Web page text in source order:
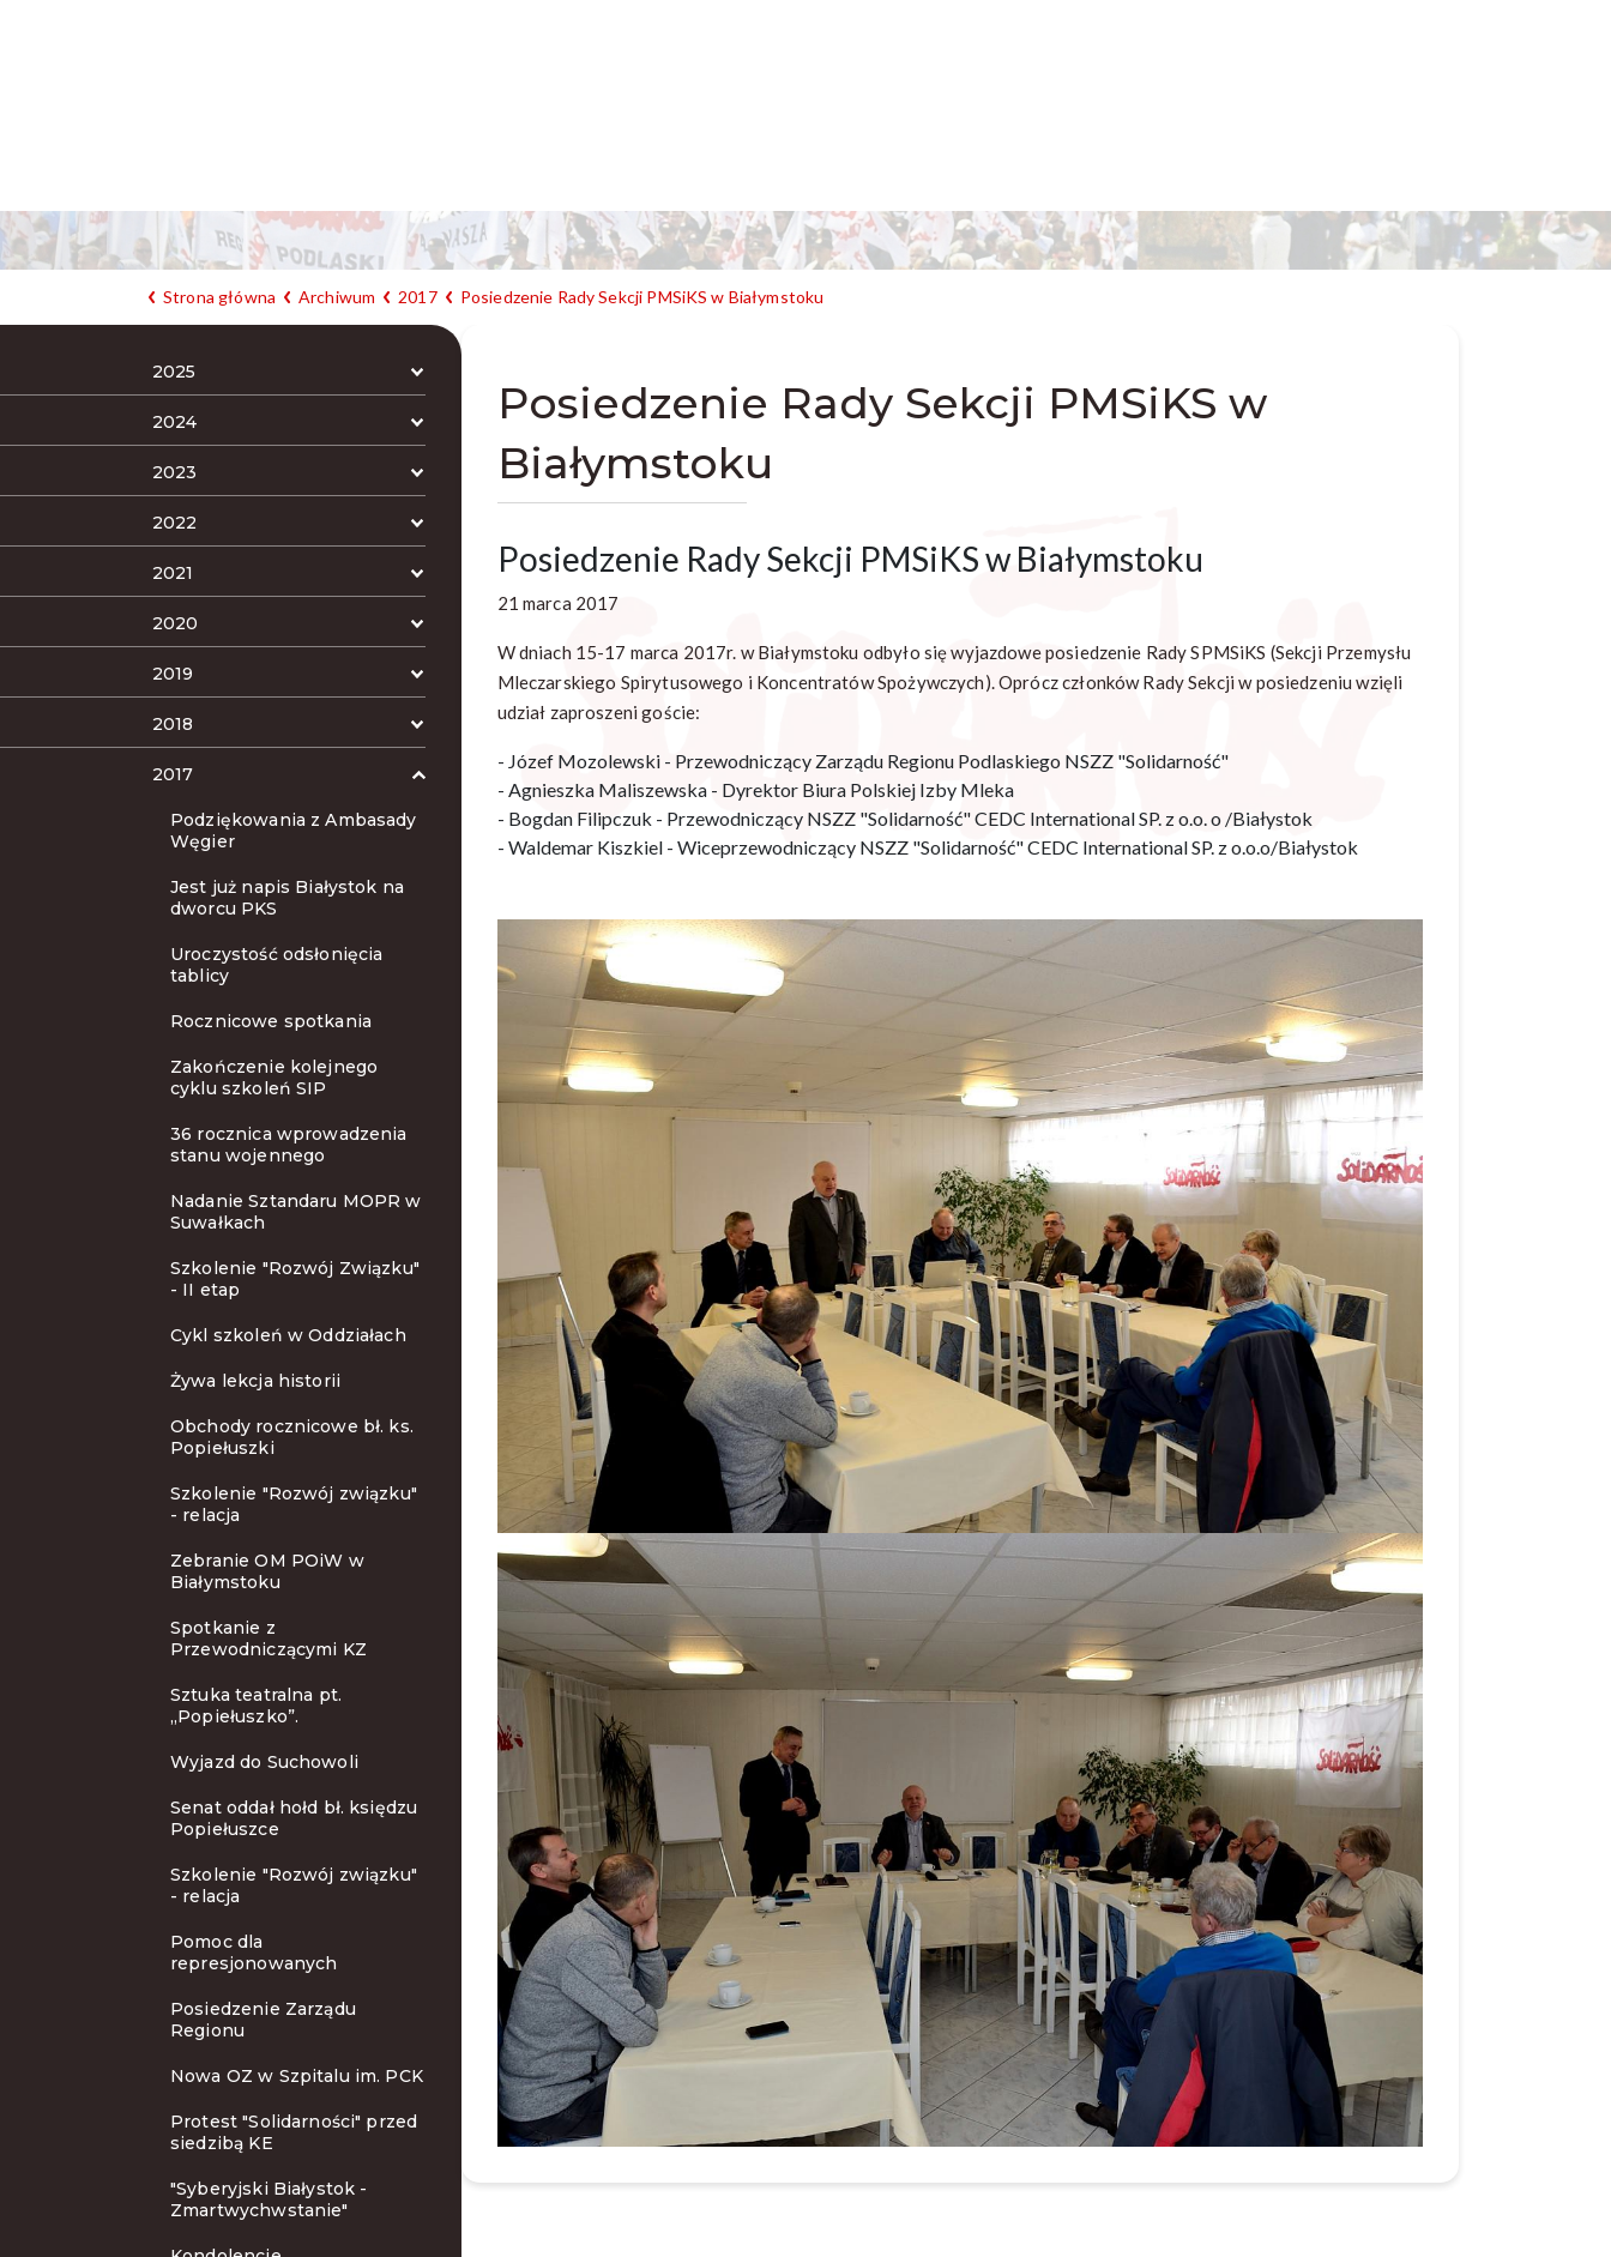
Strona główna Archiwum 2017 Posiedzenie Rady Sekcji PMSiKS w Białymstoku
2025
2024
2023
2022
2021
2020
2019
2018
2017
Podziękowania z Ambasady
Węgier
Jest już napis Białystok na
dworcu PKS
Uroczystość odsłonięcia
tablicy
Rocznicowe spotkania
Zakończenie kolejnego
cyklu szkoleń SIP
36 rocznica wprowadzenia
stanu wojennego
Nadanie Sztandaru MOPR w
Suwałkach
Szkolenie "Rozwój Związku"
- II etap
Cykl szkoleń w Oddziałach
Żywa lekcja historii
Obchody rocznicowe bł. ks.
Popiełuszki
Szkolenie "Rozwój związku"
- relacja
Zebranie OM POiW w
Białymstoku
Spotkanie z
Przewodniczącymi KZ
Sztuka teatralna pt.
„Popiełuszko”.
Wyjazd do Suchowoli
Senat oddał hołd bł. księdzu
Popiełuszce
Szkolenie "Rozwój związku"
- relacja
Pomoc dla
represjonowanych
Posiedzenie Zarządu
Regionu
Nowa OZ w Szpitalu im. PCK
Protest "Solidarności" przed
siedzibą KE
"Syberyjski Białystok -
Zmartwychwstanie"
Posiedzenie Rady Sekcji PMSiKS w
Białymstoku
Posiedzenie Rady Sekcji PMSiKS w Białymstoku
21 marca 2017
W dniach 15-17 marca 2017r. w Białymstoku odbyło się wyjazdowe posiedzenie Rady SPMSiKS (Sekcji Przemysłu
Mleczarskiego Spirytusowego i Koncentratów Spożywczych). Oprócz członków Rady Sekcji w posiedzeniu wzięli
udział zaproszeni goście:
- Józef Mozolewski - Przewodniczący Zarządu Regionu Podlaskiego NSZZ "Solidarność"
- Agnieszka Maliszewska - Dyrektor Biura Polskiej Izby Mleka
- Bogdan Filipczuk - Przewodniczący NSZZ "Solidarność" CEDC International SP. z o.o. o /Białystok
- Waldemar Kiszkiel - Wiceprzewodniczący NSZZ "Solidarność" CEDC International SP. z o.o.o/Białystok